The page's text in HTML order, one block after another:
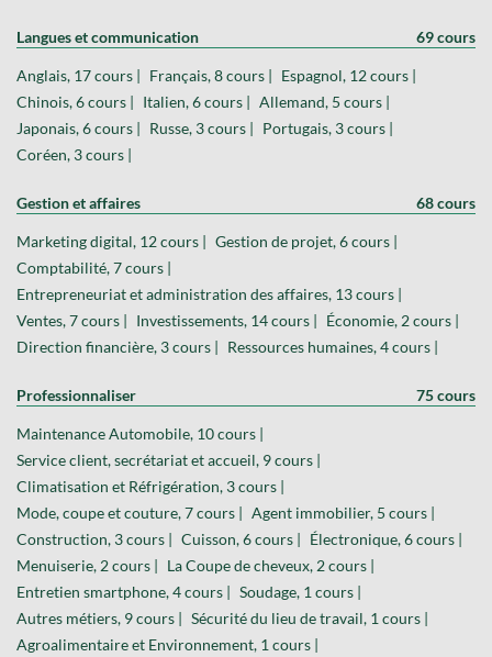
Langues et communication 69 cours
Anglais, 17 cours | Français, 8 cours | Espagnol, 12 cours |
Chinois, 6 cours | Italien, 6 cours | Allemand, 5 cours |
Japonais, 6 cours | Russe, 3 cours | Portugais, 3 cours |
Coréen, 3 cours |
Gestion et affaires 68 cours
Marketing digital, 12 cours | Gestion de projet, 6 cours |
Comptabilité, 7 cours |
Entrepreneuriat et administration des affaires, 13 cours |
Ventes, 7 cours | Investissements, 14 cours | Économie, 2 cours |
Direction financière, 3 cours | Ressources humaines, 4 cours |
Professionnaliser 75 cours
Maintenance Automobile, 10 cours |
Service client, secrétariat et accueil, 9 cours |
Climatisation et Réfrigération, 3 cours |
Mode, coupe et couture, 7 cours | Agent immobilier, 5 cours |
Construction, 3 cours | Cuisson, 6 cours | Électronique, 6 cours |
Menuiserie, 2 cours | La Coupe de cheveux, 2 cours |
Entretien smartphone, 4 cours | Soudage, 1 cours |
Autres métiers, 9 cours | Sécurité du lieu de travail, 1 cours |
Agroalimentaire et Environnement, 1 cours |